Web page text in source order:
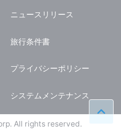
ペー
ニュースリリース
旅行条件書
プライバシーポリシー
システムメンテナンス
All rights reserved.